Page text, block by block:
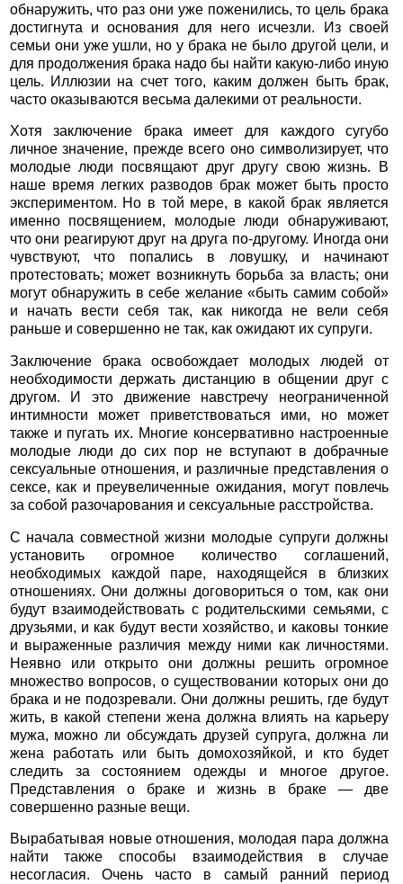
обнаружить, что раз они уже поженились, то цель брака
достигнута и основания для него исчезли. Из своей
семьи они уже ушли, но у брака не было другой цели, и
для продолжения брака надо бы найти какую-либо иную
цель. Иллюзии на счет того, каким должен быть брак,
часто оказываются весьма далекими от реальности.
Хотя заключение брака имеет для каждого сугубо
личное значение, прежде всего оно символизирует, что
молодые люди посвящают друг другу свою жизнь. В
наше время легких разводов брак может быть просто
экспериментом. Но в той мере, в какой брак является
именно посвящением, молодые люди обнаруживают,
что они реагируют друг на друга по-другому. Иногда они
чувствуют, что попались в ловушку, и начинают
протестовать; может возникнуть борьба за власть; они
могут обнаружить в себе желание «быть самим собой»
и начать вести себя так, как никогда не вели себя
раньше и совершенно не так, как ожидают их супруги.
Заключение брака освобождает молодых людей от
необходимости держать дистанцию в общении друг с
другом. И это движение навстречу неограниченной
интимности может приветствоваться ими, но может
также и пугать их. Многие консервативно настроенные
молодые люди до сих пор не вступают в добрачные
сексуальные отношения, и различные представления о
сексе, как и преувеличенные ожидания, могут повлечь
за собой разочарования и сексуальные расстройства.
С начала совместной жизни молодые супруги должны
установить огромное количество соглашений,
необходимых каждой паре, находящейся в близких
отношениях. Они должны договориться о том, как они
будут взаимодействовать с родительскими семьями, с
друзьями, и как будут вести хозяйство, и каковы тонкие
и выраженные различия между ними как личностями.
Неявно или открыто они должны решить огромное
множество вопросов, о существовании которых они до
брака и не подозревали. Они должны решить, где будут
жить, в какой степени жена должна влиять на карьеру
мужа, можно ли обсуждать друзей супруга, должна ли
жена работать или быть домохозяйкой, и кто будет
следить за состоянием одежды и многое другое.
Представления о браке и жизнь в браке — две
совершенно разные вещи.
Вырабатывая новые отношения, молодая пара должна
найти также способы взаимодействия в случае
несогласия. Очень часто в самый ранний период